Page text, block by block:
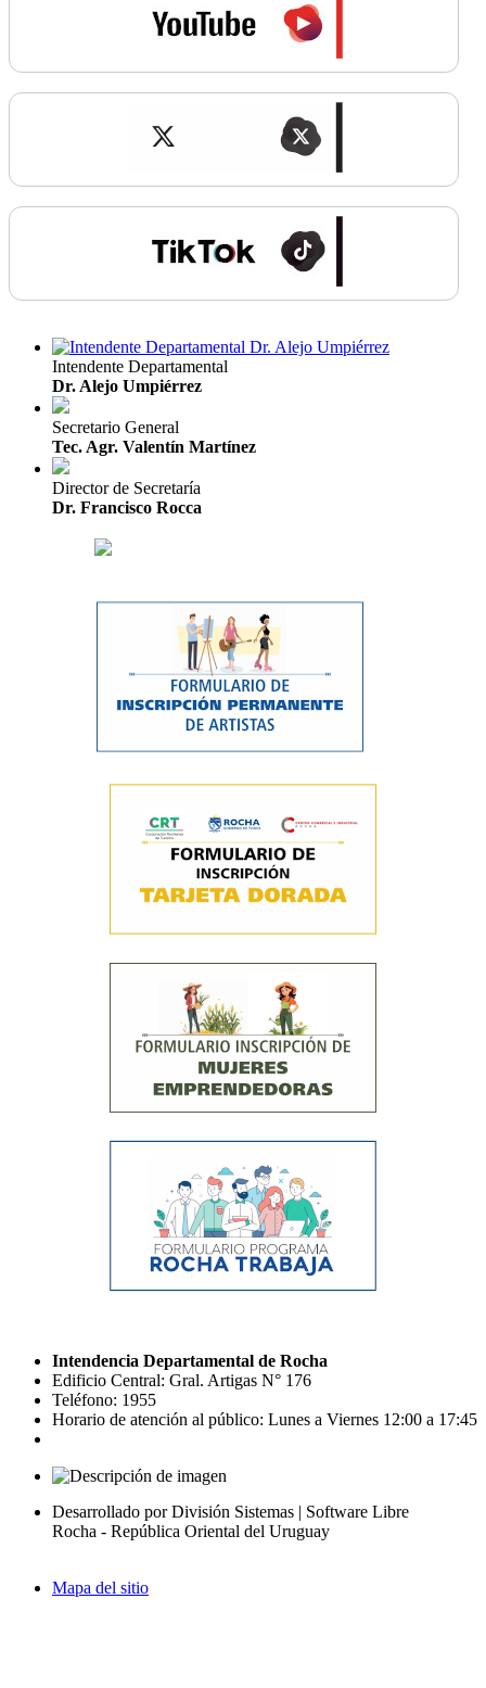
Intendente Departamental
Dr. Alejo Umpiérrez
Secretario General
Tec. Agr. Valentín Martínez
Director de Secretaría
Dr. Francisco Rocca
Intendencia Departamental de Rocha
Edificio Central: Gral. Artigas N° 176
Teléfono: 1955
Horario de atención al público: Lunes a Viernes 12:00 a 17:45
Desarrollado por División Sistemas | Software Libre
Rocha - República Oriental del Uruguay
Mapa del sitio